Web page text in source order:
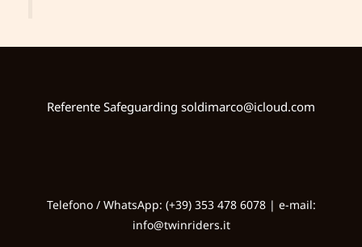
Referente Safeguarding soldimarco@icloud.com
Telefono / WhatsApp: (+39) 353 478 6078 | e-mail:
info@twinriders.it